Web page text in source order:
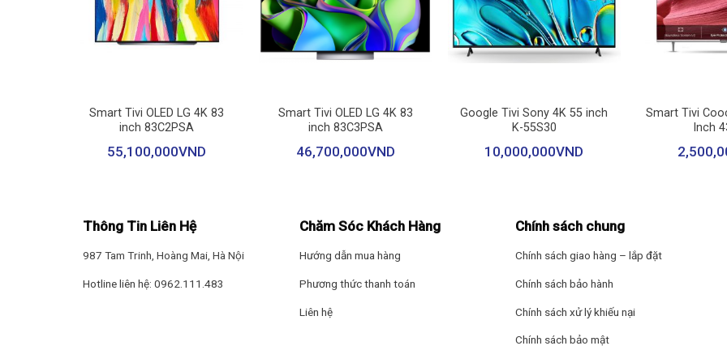
Các công nghệ
– Điều chỉnh âm
– Đồng bộ hóa
– WOW Orchestra
– α8 AI Sound
– Cổng mạng LAN
Thiết kế màn hình 48 inch linh hoạt cho mọi không gian
Bộ xử lý α8 AI 4K Gen2 tái hiện khung hình tuyệt mỹ
chip này có bộ xử lý thần kinh AI NPU lớn hơn gấp 1.7 lần, tốc độ CPU nhanh hơn 1.4 lần vô cùng ấn tượng.
Smart Tivi OLED LG 4K 83
inch 83C2PSA
55,100,000VND
Smart Tivi OLED LG 4K 83
inch 83C3PSA
46,700,000VND
Google Tivi Sony 4K 55 inch
K-55S30
10,000,000VND
Smart Tivi
Inch
Thông Tin Liên Hệ
987 Tam Trinh, Hoàng Mai, Hà Nội
Hotline liên hệ: 0962.111.483
Chăm Sóc Khách Hàng
Hướng dẫn mua hàng
Phương thức thanh toán
Liên hệ
Chính sách chung
Chính sách giao hàng – lắp đặt
Chính sách bảo hành
Chính sách xử lý khiếu nại
Chính sách bảo mật